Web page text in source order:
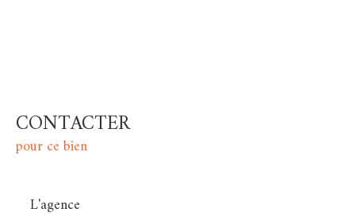
CONTACTER
pour ce bien
L'agence